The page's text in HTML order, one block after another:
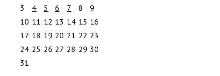
3
4 5 6 7 8
9
10 11 12 13 14 15 16
17 18 19 20 21 22 23
24 25 26 27 28 29 30
31